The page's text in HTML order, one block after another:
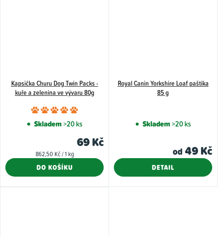
Kapsička Churu Dog Twin Packs -
kuře a zelenina ve vývaru 80g
Průměrné
hodnocení
je
5,0
5
Skladem>20 ks
69 Kč
Měrná
862,50 Kč / 1 kg
DO KOŠÍKU
Royal Canin Yorkshire Loaf paštika
85 g
Skladem>20 ks
od49 Kč
DETAIL